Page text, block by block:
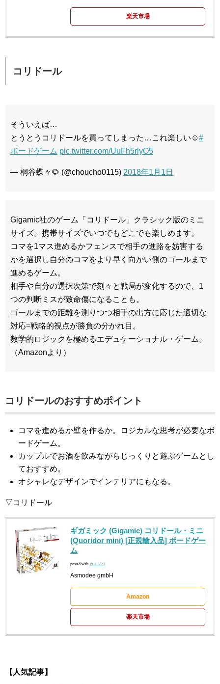
楽天市場
コリドール
そういえば…
とうとうコリドールを買ってしまった…これ楽しい☺️#
ボードゲーム pic.twitter.com/UuFh5rlyO5
— 桐谷蝶々🌻 (@choucho0115) 2018年1月1日
Gigamic社のゲーム「コリドール」クラシック版のミニ
サイズ。携帯サイズでいつでもどこでも楽しめます。
コマを1マス進めるかフェンスで相手の進路を妨害する
かを選択し自分のコマをより早く向かい側のゴールまで
進めるゲーム。
相手や自分の選択次第で刻々と戦局が変化するので、1
つの判断ミスが致命傷になることも。
ゴールまでの距離を測りつつ相手の出方に応じた適切な
対応=戦略的視点が勝負の分かれ目。
数学的ロジックを極めるエデュケーショナル・ゲーム。
（Amazonより）
コリドールのおすすめポイント
コマを進めるか壁を作るか。ロジカルな思考が必要なボ
ードゲーム。
カップルでお酒を飲みながらじっくりと遊ぶゲームとし
ておすすめ。
オシャレなデザインでインテリアにもなる。
▽コリドール
ギガミック (Gigamic) コリドール・ミニ
(Quoridor mini) [正規輸入品] ボードゲー
ム
posted with カエレバ
Asmodee gmbH
Amazon
楽天市場
【人気記事】